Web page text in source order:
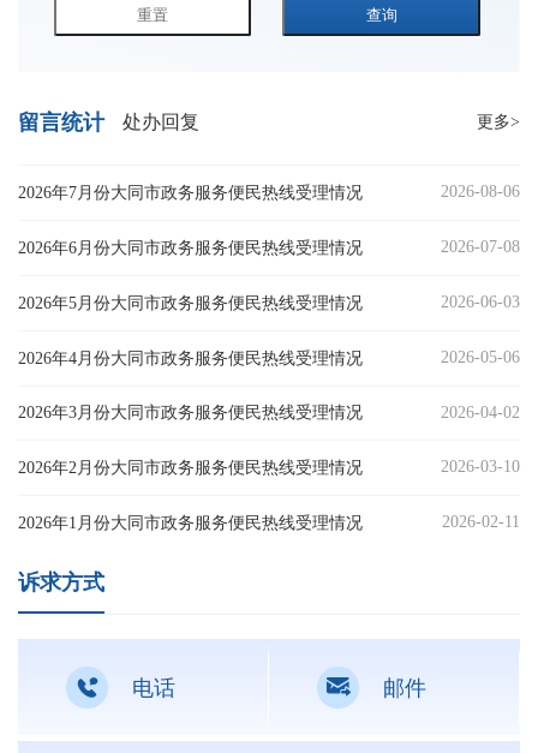
重置 查询
留言统计 处办回复 更多>
2026年7月份大同市政务服务便民热线受理情况 2026-08-06
2026年6月份大同市政务服务便民热线受理情况 2026-07-08
2026年5月份大同市政务服务便民热线受理情况 2026-06-03
2026年4月份大同市政务服务便民热线受理情况 2026-05-06
2026年3月份大同市政务服务便民热线受理情况 2026-04-02
2026年2月份大同市政务服务便民热线受理情况 2026-03-10
2026年1月份大同市政务服务便民热线受理情况 2026-02-11
诉求方式
 电话  邮件